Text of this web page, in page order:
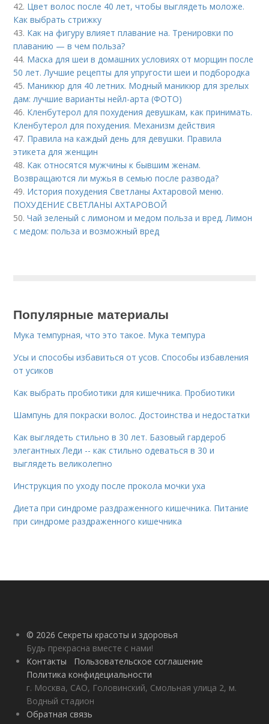
42. Цвет волос после 40 лет, чтобы выглядеть моложе.
Как выбрать стрижку
43. Как на фигуру влияет плавание на. Тренировки по
плаванию — в чем польза?
44. Маска для шеи в домашних условиях от морщин после
50 лет. Лучшие рецепты для упругости шеи и подбородка
45. Маникюр для 40 летних. Модный маникюр для зрелых
дам: лучшие варианты нейл-арта (ФОТО)
46. Кленбутерол для похудения девушкам, как принимать.
Кленбутерол для похудения. Механизм действия
47. Правила на каждый день для девушки. Правила
этикета для женщин
48. Как относятся мужчины к бывшим женам.
Возвращаются ли мужья в семью после развода?
49. История похудения Светланы Ахтаровой меню.
ПОХУДЕНИЕ СВЕТЛАНЫ АХТАРОВОЙ
50.Чай зеленый с лимоном и медом польза и вред. Лимон
с медом: польза и возможный вред
Популярные материалы
Мука темпурная, что это такое. Мука темпура
Усы и способы избавиться от усов. Способы избавления
от усиков
Как выбрать пробиотики для кишечника. Пробиотики
Шампунь для покраски волос. Достоинства и недостатки
Как выглядеть стильно в 30 лет. Базовый гардероб
элегантных Леди -- как стильно одеваться в 30 и
выглядеть великолепно
Инструкция по уходу после прокола мочки уха
Диета при синдроме раздраженного кишечника. Питание
при синдроме раздраженного кишечника
© 2026 Секреты красоты и здоровья
Будь прекрасна вместе с нами!
Контакты
Пользовательское соглашение
Политика конфидециальности
г. Москва, САО, Головинский, Смольная улица 2, м.
Водный стадион
Обратная связь